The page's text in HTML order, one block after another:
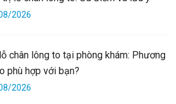
2026
chân lông to tại phòng khám: Phương
phù hợp với bạn?
2026